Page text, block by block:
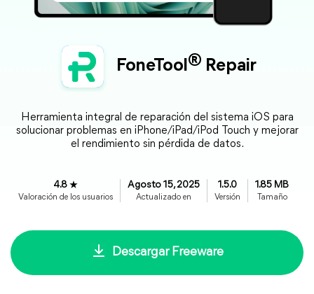
FoneTool® Repair
Herramienta integral de reparación del sistema iOS para
solucionar problemas en iPhone/iPad/iPod Touch y mejorar
el rendimiento sin pérdida de datos.
4.8
Valoración de los usuarios
Agosto 15, 2025
Actualizado en
1.5.0
Versión
1.85 MB
Tamaño
Descargar Freeware